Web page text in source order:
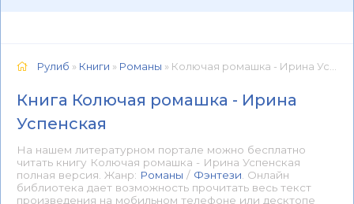
Рулиб » Книги » Романы » Колючая ромашка - Ирина Успенская 📕 - Книга онлайн бесплатно
Книга Колючая ромашка - Ирина
Успенская
На нашем литературном портале можно бесплатно
читать книгу Колючая ромашка - Ирина Успенская
полная версия. Жанр: Романы / Фэнтези . Онлайн
библиотека дает возможность прочитать весь текст
произведения на мобильном телефоне или десктопе